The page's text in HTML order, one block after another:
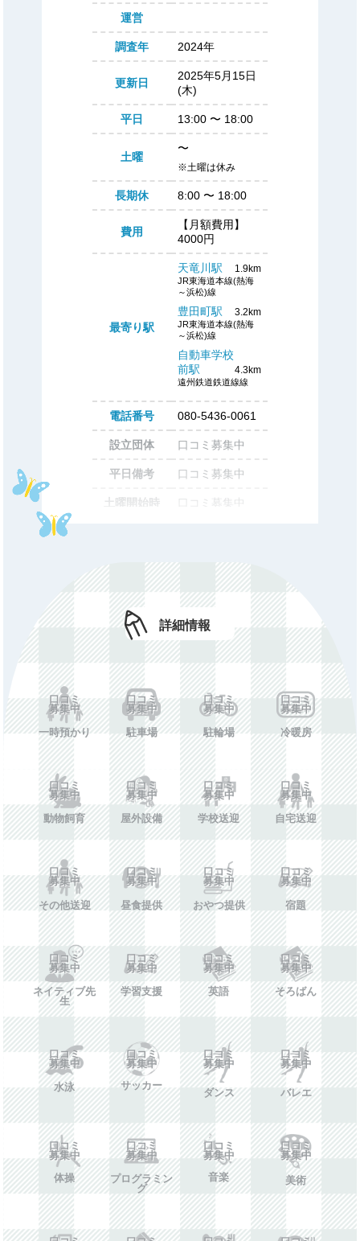
運営
調査年 2024年
更新日
2025年5月15日
(木)
平日 13:00 〜 18:00
土曜
〜
※土曜は休み
長期休 8:00 〜 18:00
費用
【月額費用】
4000円
最寄り駅
天竜川駅 1.9km
JR東海道本線(熱海
～浜松)線
豊田町駅 3.2km
JR東海道本線(熱海
～浜松)線
自動車学校
前駅
4.3km
遠州鉄道鉄道線線
電話番号 080-5436-0061
設立団体 口コミ募集中
平日備考 口コミ募集中
土曜開始時
口コミ募集中
長期休備考 口コミ募集中
休所日 口コミ募集中
初期費用 口コミ募集中
年額費用 口コミ募集中
費用備考 口コミ募集中
ホームペー
ジ
口コミ募集中
施設情報を投稿する
詳細情報
口コミ
募集中
一時預かり
口コミ
募集中
駐車場
口コミ
募集中
駐輪場
口コミ
募集中
冷暖房
口コミ
募集中
動物飼育
口コミ
募集中
屋外設備
口コミ
募集中
学校送迎
口コミ
募集中
自宅送迎
口コミ
募集中
その他送迎
口コミ
募集中
昼食提供
口コミ
募集中
おやつ提供
口コミ
募集中
宿題
口コミ
募集中
ネイティブ先
生
口コミ
募集中
学習支援
口コミ
募集中
英語
口コミ
募集中
そろばん
口コミ
募集中
水泳
口コミ
募集中
サッカー
口コミ
募集中
ダンス
口コミ
募集中
バレエ
口コミ
募集中
体操
口コミ
募集中
プログラミン
グ
口コミ
募集中
音楽
口コミ
募集中
美術